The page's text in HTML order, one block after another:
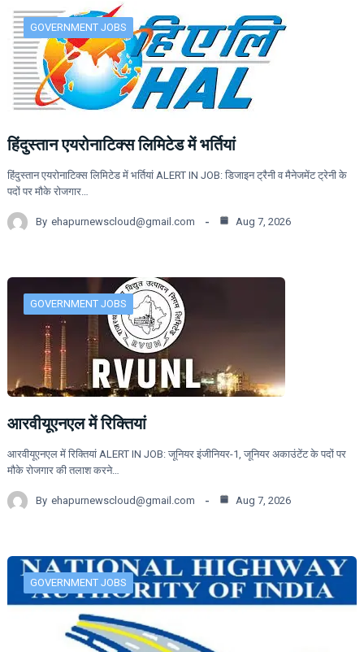
GOVERNMENT JOBS
हिंदुस्तान एयरोनाटिक्स लिमिटेड में भर्तियां
हिंदुस्तान एयरोनाटिक्स लिमिटेड में भर्तियां ALERT IN JOB: डिजाइन ट्रैनी व मैनेजमेंट ट्रेनी के
पदों पर मौके रोजगार…
By ehapurnewscloud@gmail.com Aug 7, 2026
GOVERNMENT JOBS
आरवीयूएनएल में रिक्तियां
आरवीयूएनएल में रिक्तियां ALERT IN JOB: जूनियर इंजीनियर-1, जूनियर अकाउंटेंट के पदों पर
मौके रोजगार की तलाश करने…
By ehapurnewscloud@gmail.com Aug 7, 2026
GOVERNMENT JOBS